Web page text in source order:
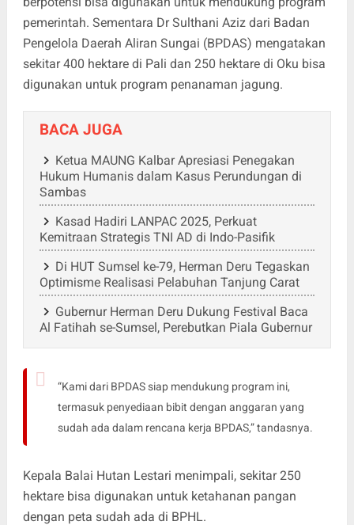
pemerintah. Sementara Dr Sulthani Aziz dari Badan
Pengelola Daerah Aliran Sungai (BPDAS) mengatakan
sekitar 400 hektare di Pali dan 250 hektare di Oku bisa
digunakan untuk program penanaman jagung.
BACA JUGA
Ketua MAUNG Kalbar Apresiasi Penegakan
Hukum Humanis dalam Kasus Perundungan di
Sambas
Kasad Hadiri LANPAC 2025, Perkuat
Kemitraan Strategis TNI AD di Indo-Pasifik
Di HUT Sumsel ke-79, Herman Deru Tegaskan
Optimisme Realisasi Pelabuhan Tanjung Carat
Gubernur Herman Deru Dukung Festival Baca
Al Fatihah se-Sumsel, Perebutkan Piala Gubernur
“Kami dari BPDAS siap mendukung program ini,
termasuk penyediaan bibit dengan anggaran yang
sudah ada dalam rencana kerja BPDAS,” tandasnya.
Kepala Balai Hutan Lestari menimpali, sekitar 250
hektare bisa digunakan untuk ketahanan pangan
dengan peta sudah ada di BPHL.